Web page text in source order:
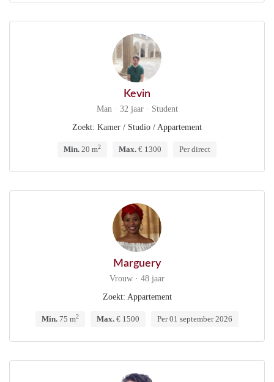
Kevin
Man · 32 jaar · Student
Zoekt: Kamer / Studio / Appartement
Min. 20 m2 Max. € 1300 Per direct
Marguery
Vrouw · 48 jaar
Zoekt: Appartement
Min. 75 m2 Max. € 1500 Per 01 september 2026